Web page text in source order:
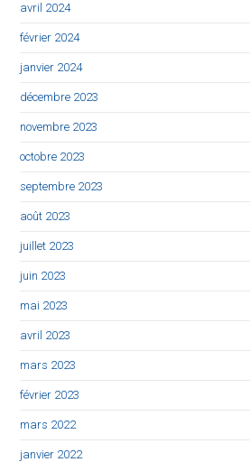
avril 2024
février 2024
janvier 2024
décembre 2023
novembre 2023
octobre 2023
septembre 2023
août 2023
juillet 2023
juin 2023
mai 2023
avril 2023
mars 2023
février 2023
mars 2022
janvier 2022